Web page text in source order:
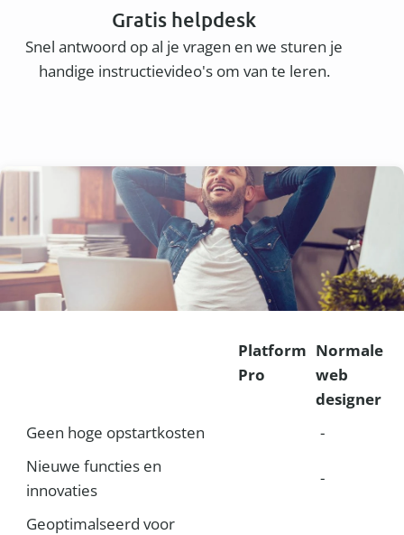
Gratis helpdesk
Snel antwoord op al je vragen en we sturen je
handige instructievideo's om van te leren.
Platform
Pro
Normale
web
designer
Geen hoge opstartkosten
-
Nieuwe functies en
innovaties
-
Geoptimalseerd voor